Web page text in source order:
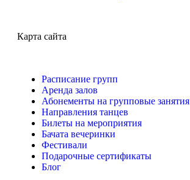
Карта сайта
Расписание групп
Аренда залов
Абонементы на групповые занятия
Направления танцев
Билеты на мероприятия
Бачата вечеринки
Фестивали
Подарочные сертификаты
Блог